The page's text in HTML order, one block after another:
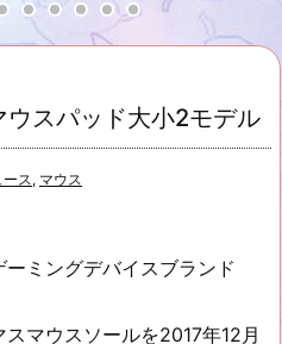
スパッド大小2モデル
ス, マウス
ミングデバイスブランド
マウスソールを2017年12月